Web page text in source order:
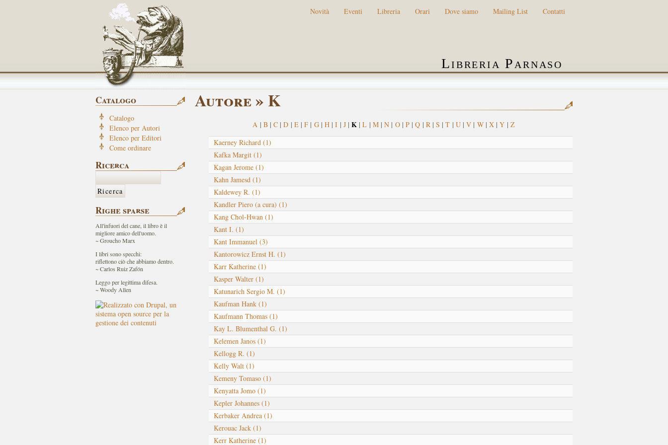
Libreria Parnaso
Novità Eventi Libreria Orari Dove siamo Mailing List Contatti
Autore » K
A | B | C | D | E | F | G | H | I | J | K | L | M | N | O | P | Q | R | S | T | U | V | W | X | Y | Z
Kaerney Richard (1)
Kafka Margit (1)
Kagan Jerome (1)
Kahn Jamesd (1)
Kaldewey R. (1)
Kandler Piero (a cura) (1)
Kang Chol-Hwan (1)
Kant I. (1)
Kant Immanuel (3)
Kantorowicz Ernst H. (1)
Karr Katherine (1)
Kasper Walter (1)
Katunarich Sergio M. (1)
Kaufman Hank (1)
Kaufmann Thomas (1)
Kay L. Blumenthal G. (1)
Kelemen Janos (1)
Kellogg R. (1)
Kelly Walt (1)
Kemeny Tomaso (1)
Kenyatta Jomo (1)
Kepler Johannes (1)
Kerbaker Andrea (1)
Kerouac Jack (1)
Kerr Katherine (1)
Catalogo
Catalogo
Elenco per Autori
Elenco per Editori
Come ordinare
Ricerca
Righe sparse
All'infuori del cane, il libro è il
migliore amico dell'uomo.
~ Groucho Marx
I libri sono specchi:
riflettono ciò che abbiamo dentro.
~ Carlos Ruiz Zafón
Leggo per legittima difesa.
~ Woody Allen